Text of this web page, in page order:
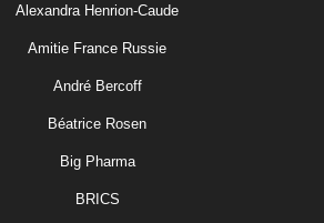
Alexandra Henrion-Caude
Amitie France Russie
André Bercoff
Béatrice Rosen
Big Pharma
BRICS